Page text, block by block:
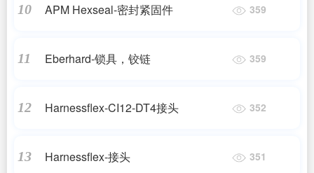
10 APM Hexseal-密封紧固件 359
11 Eberhard-锁具，铰链 359
12 Harnessflex-CI12-DT4接头 352
13 Harnessflex-接头 351